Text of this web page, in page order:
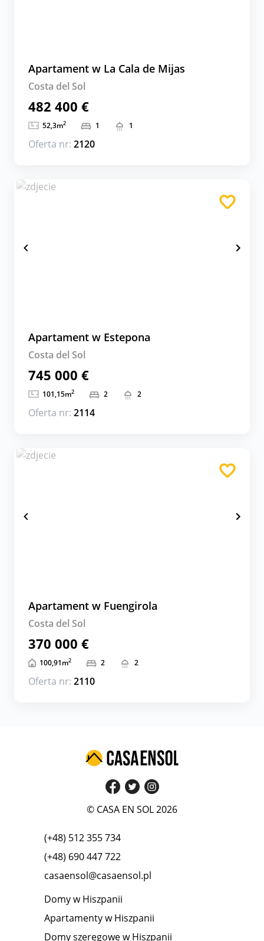
Apartament w La Cala de Mijas
Costa del Sol
482 400 €
52,3m2 1 1
Oferta nr: 2120
Apartament w Estepona
Costa del Sol
745 000 €
101,15m2 2 2
Oferta nr: 2114
Apartament w Fuengirola
Costa del Sol
370 000 €
100,91m2 2 2
Oferta nr: 2110
© CASA EN SOL 2026
(+48) 512 355 734
(+48) 690 447 722
casaensol@casaensol.pl
Domy w Hiszpanii
Apartamenty w Hiszpanii
Domy szeregowe w Hiszpanii